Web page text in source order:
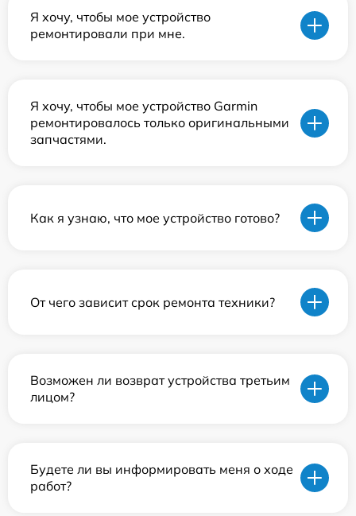
Я хочу, чтобы мое устройство
ремонтировали при мне.
Я хочу, чтобы мое устройство Garmin
ремонтировалось только оригинальными
запчастями.
Как я узнаю, что мое устройство готово?
От чего зависит срок ремонта техники?
Возможен ли возврат устройства третьим
лицом?
Будете ли вы информировать меня о ходе
работ?